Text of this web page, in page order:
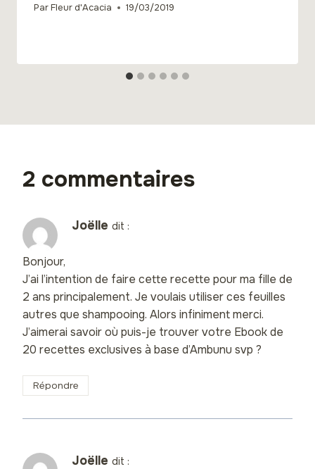
ParFleur d'Acacia 19/03/2019
2 commentaires
Joëlle dit :
Bonjour,
J’ai l’intention de faire cette recette pour ma fille de
2 ans principalement. Je voulais utiliser ces feuilles
autres que shampooing. Alors infiniment merci.
J’aimerai savoir où puis-je trouver votre Ebook de
20 recettes exclusives à base d’Ambunu svp ?
Répondre
Joëlle dit :